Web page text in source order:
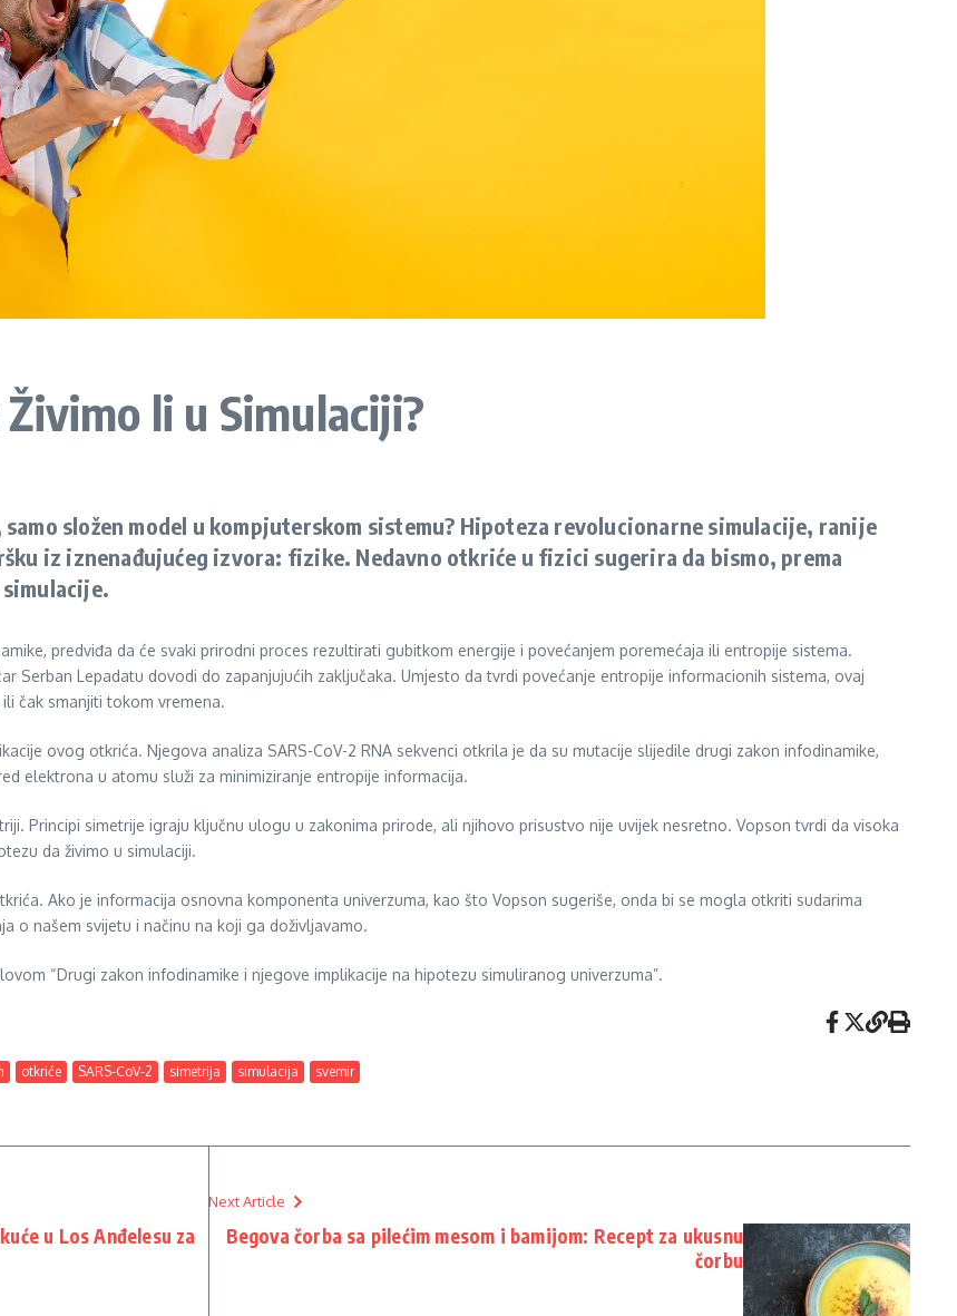
li u Simulaciji?
složen model u kompjuterskom sistemu? Hipoteza revolucionarne simulacije, ranije
iz iznenađujućeg izvora: fizike. Nedavno otkriće u fizici sugerira da bismo, prema
predviđa da će svaki prirodni proces rezultirati gubitkom energije i povećanjem poremećaja ili entropije sistema.
Serban Lepadatu dovodi do zapanjujućih zaključaka. Umjesto da tvrdi povećanje entropije informacionih sistema, ovaj
čak smanjiti tokom vremena.
ovog otkrića. Njegova analiza SARS-CoV-2 RNA sekvenci otkrila je da su mutacije slijedile drugi zakon infodinamike,
elektrona u atomu služi za minimiziranje entropije informacija.
Principi simetrije igraju ključnu ulogu u zakonima prirode, ali njihovo prisustvo nije uvijek nesretno. Vopson tvrdi da visoka
da živimo u simulaciji.
Ako je informacija osnovna komponenta univerzuma, kao što Vopson sugeriše, onda bi se mogla otkriti sudarima
o našem svijetu i načinu na koji ga doživljavamo.
“Drugi zakon infodinamike i njegove implikacije na hipotezu simuliranog univerzuma”.
otkriće SARS-CoV-2 simetrija simulacija svemir
u Los Anđelesu za
Next Article
Begova čorba sa pilećim mesom i bamijom: Recept za ukusnu
čorbu